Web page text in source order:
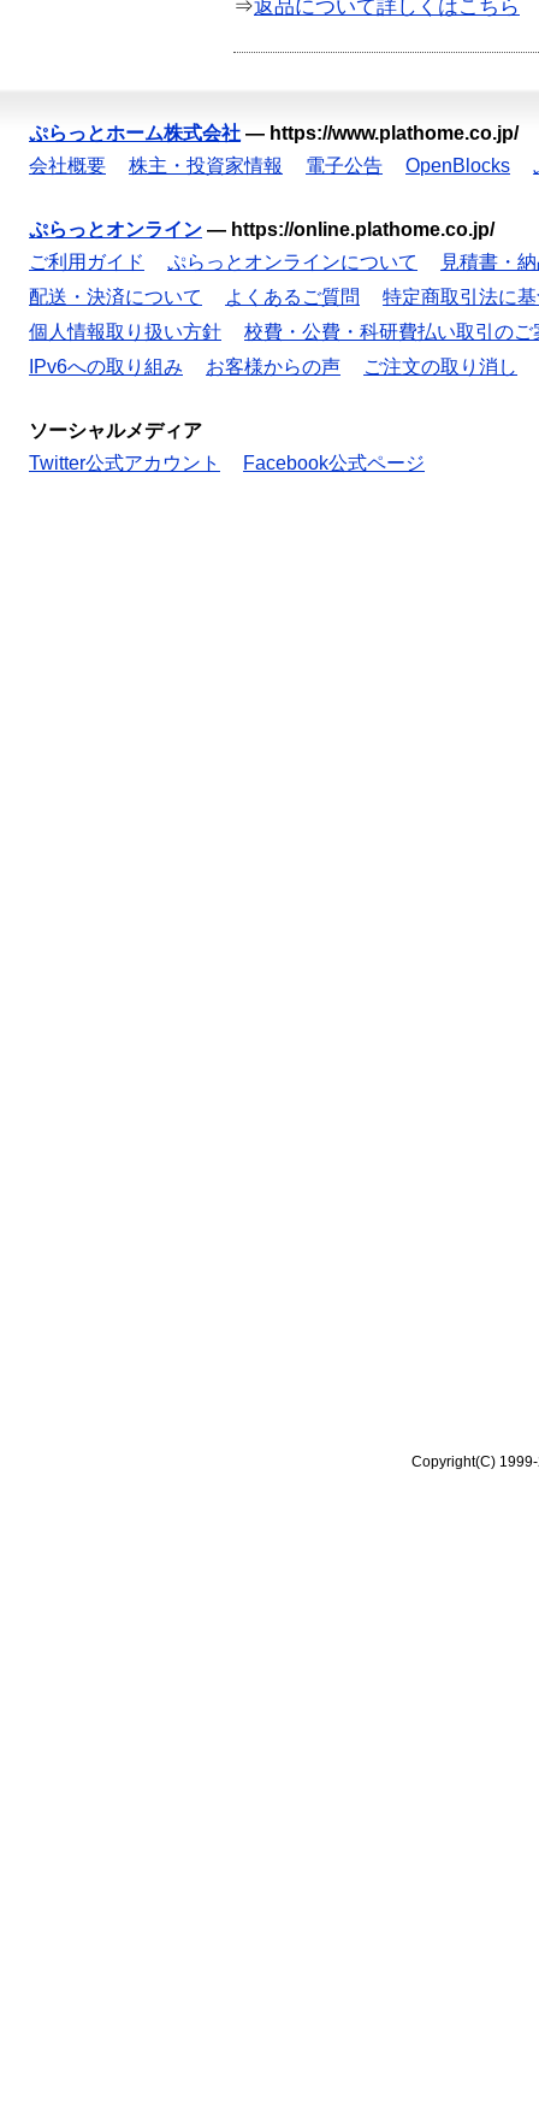
⇒返品について詳しくはこちら
ぷらっとホーム株式会社 — https://www.plathome.co.jp/
会社概要
株主・投資家情報 電子公告 OpenBlocks
ぷらっとオンライン — https://online.plathome.co.jp/
ご利用ガイド
ぷらっとオンラインについて
見積書・
配送・決済について
よくあるご質問
特定商取引法に
個人情報取り扱い方針
校費・公費・科研費払い取引のご
IPv6への取り組み
お客様からの声 ご注文の取り消し
ソーシャルメディア
Twitter公式アカウント
Facebook公式ページ
Copyright(C)